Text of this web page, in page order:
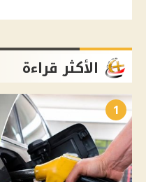
الأكثر قراءة
1